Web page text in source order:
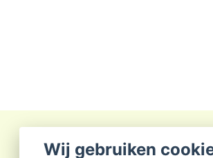
Wij gebruiken